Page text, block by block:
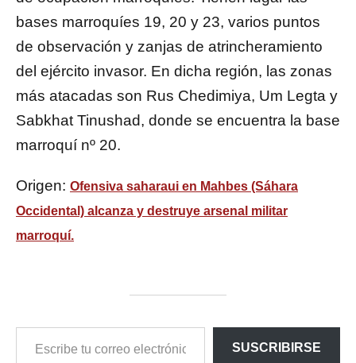
bases marroquíes 19, 20 y 23, varios puntos
de observación y zanjas de atrincheramiento
del ejército invasor. En dicha región, las zonas
más atacadas son Rus Chedimiya, Um Legta y
Sabkhat Tinushad, donde se encuentra la base
marroquí nº 20.
Origen: Ofensiva saharaui en Mahbes (Sáhara
Occidental) alcanza y destruye arsenal militar
marroquí.
SUSCRIBIRSE